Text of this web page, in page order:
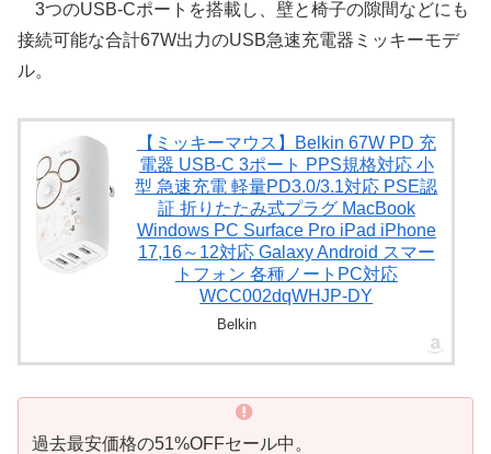
3つのUSB-Cポートを搭載し、壁と椅子の隙間などにも
接続可能な合計67W出力のUSB急速充電器ミッキーモデ
ル。
【ミッキーマウス】Belkin 67W PD 充
電器 USB-C 3ポート PPS規格対応 小
型 急速充電 軽量PD3.0/3.1対応 PSE認
証 折りたたみ式プラグ MacBook
Windows PC Surface Pro iPad iPhone
17,16～12対応 Galaxy Android スマー
トフォン 各種ノートPC対応
WCC002dqWHJP-DY
Belkin
過去最安価格の51%OFFセール中。